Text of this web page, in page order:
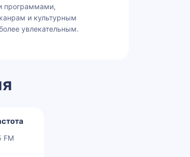
программами,
и культурным
увлекательным.
FM